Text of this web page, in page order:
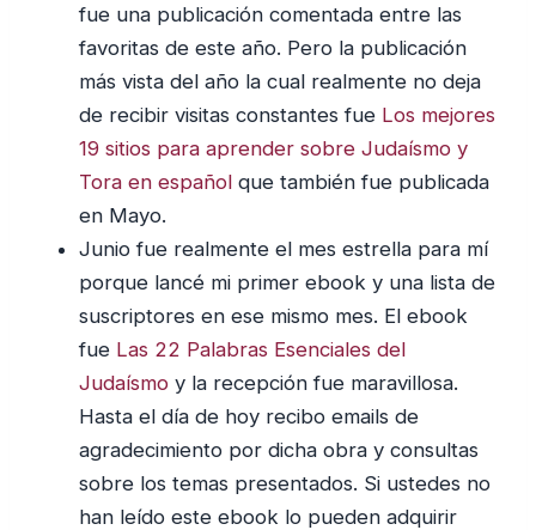
fue una publicación comentada entre las
favoritas de este año. Pero la publicación
más vista del año la cual realmente no deja
de recibir visitas constantes fue Los mejores
19 sitios para aprender sobre Judaísmo y
Tora en españolque también fue publicada
en Mayo.
Junio fue realmente el mes estrella para mí
porque lancé mi primer ebook y una lista de
suscriptores en ese mismo mes. El ebook
fue Las 22 Palabras Esenciales del
Judaísmoy la recepción fue maravillosa.
Hasta el día de hoy recibo emails de
agradecimiento por dicha obra y consultas
sobre los temas presentados. Si ustedes no
han leído este ebook lo pueden adquirir